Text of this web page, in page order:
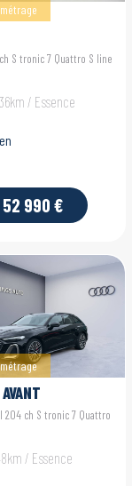
S tronic 7 Quattro S line
/ Essence
52 990 €
204 ch S tronic 7 Quattro
/ Essence